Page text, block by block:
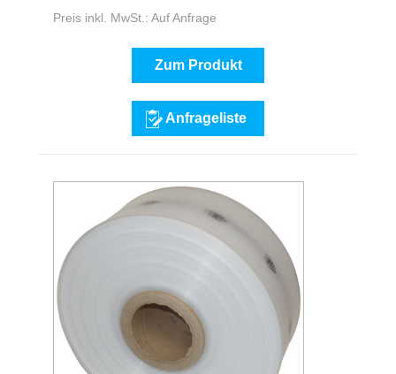
Preis inkl. MwSt.: Auf Anfrage
Zum Produkt
Anfrageliste